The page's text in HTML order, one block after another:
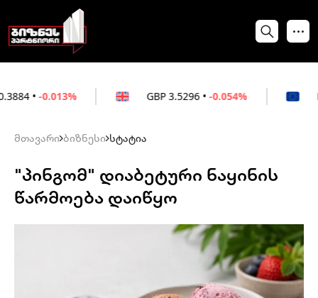
3.5296 • -0.054% 3.0264
მთავარი ბიზნესი სტატია
"პინგომ" დიაბეტური ნაყინის
წარმოება დაიწყო